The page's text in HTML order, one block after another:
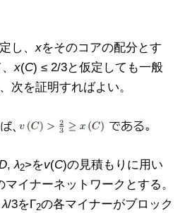
し、 xをそのコアの配分とす
x(C) ≤ 2/3と仮定しても一般
次を証明すればよい。
, λ2>をv(C)の見積もりに用い
イナーネットワークとする。
λ/3をΓ2の各マイナーがブロック